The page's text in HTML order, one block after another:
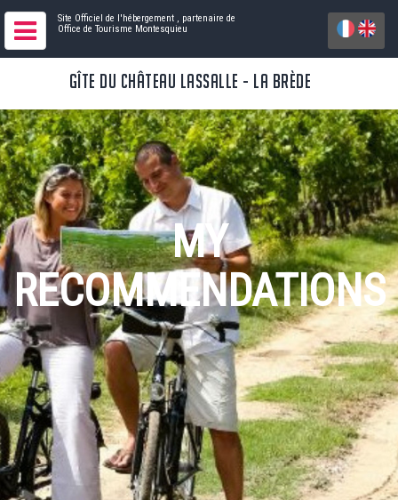
Site Officiel de l'hébergement , partenaire de
Office de Tourisme Montesquieu
GÎTE DU CHÂTEAU LASSALLE - LA BRÈDE
MY
RECOMMENDATIONS